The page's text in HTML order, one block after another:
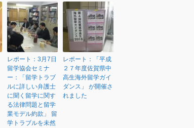
レポート：3月7日
留学協会セミナ
ー：「留学トラブ
ルに詳しい弁護士
に聞く留学に関す
る法律問題と留学
業モデル約款」 留
学トラブルを未然
レポート：「平成
２７年度佐賀県中
高生海外留学ガイ
ダンス」 が開催さ
れました